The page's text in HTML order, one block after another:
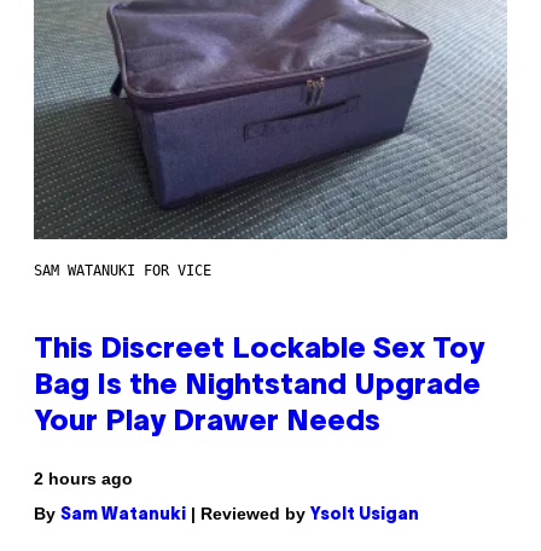
SAM WATANUKI FOR VICE
This Discreet Lockable Sex Toy
Bag Is the Nightstand Upgrade
Your Play Drawer Needs
2 hours ago
By Sam Watanuki | Reviewed by Ysolt Usigan